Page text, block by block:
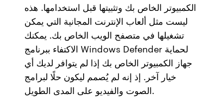
الكمبيوتر الخاص بك وتثبيتها قبل استخدامها. هذه
ليست مثل ألعاب الإنترنت المجانية التي يمكن
تشغيلها في متصفح الويب الخاص بك. يمكنك
الاكتفاء ببرنامج Windows Defender لحماية
جهاز الكمبيوتر الخاص بك إذا لم يتوافر لديك أي
خيار آخر. إذ إنه لم يُصمم ليكون حلًا لبرامج
الصوت والفيديو على المدى الطويل.